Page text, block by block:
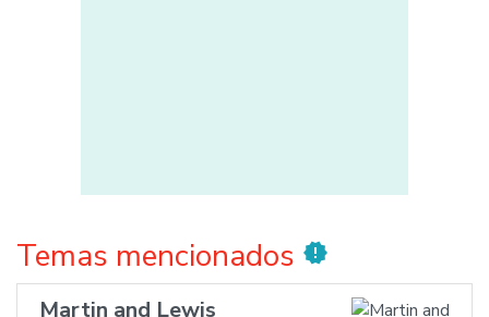
Temas mencionados new_releases
Martin and Lewis